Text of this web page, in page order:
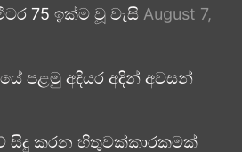
75 ඉක්ම වූ වැසි August 7,
පළමු අදියර අදින් අවසන්
සිදු කරන හිතුවක්කාරකමක්